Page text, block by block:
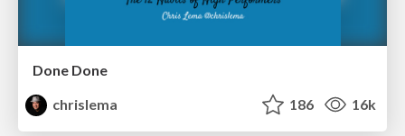
Done Done
chrislema
186 16k